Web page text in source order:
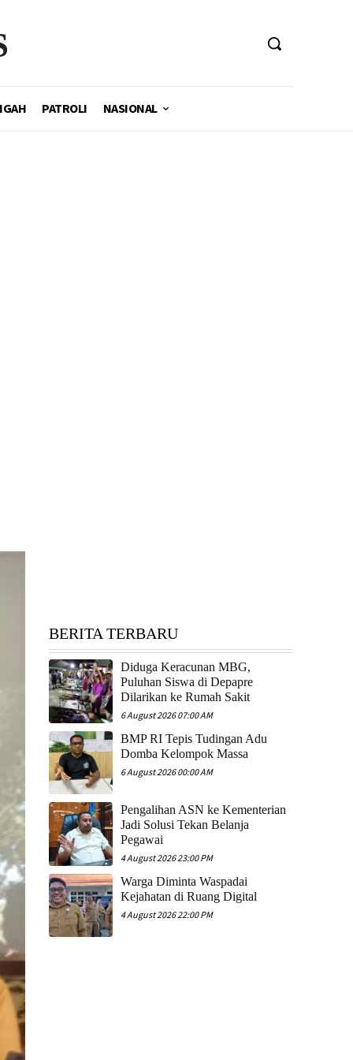
PATROLI NASIONAL
BERITA TERBARU
Diduga Keracunan MBG,
Puluhan Siswa di Depapre
Dilarikan ke Rumah Sakit
6 August 2026 07:00 AM
​BMP RI Tepis Tudingan Adu
Domba Kelompok Massa
6 August 2026 00:00 AM
Pengalihan ASN ke Kementerian
Jadi Solusi Tekan Belanja
Pegawai
4 August 2026 23:00 PM
Warga Diminta Waspadai
Kejahatan di Ruang Digital
4 August 2026 22:00 PM